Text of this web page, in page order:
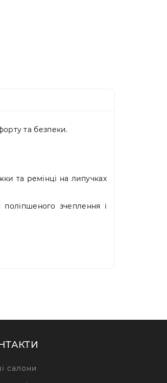
та безпеки.
та ремінці на липучках
зчеплення і
салони